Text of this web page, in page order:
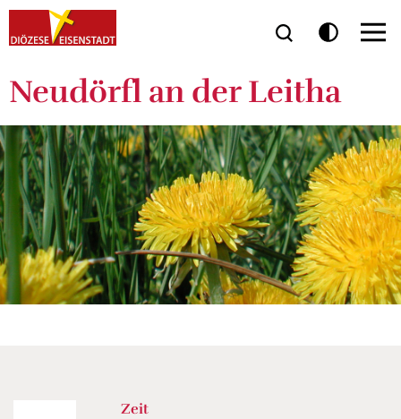
Neudörfl an der Leitha
Zeit